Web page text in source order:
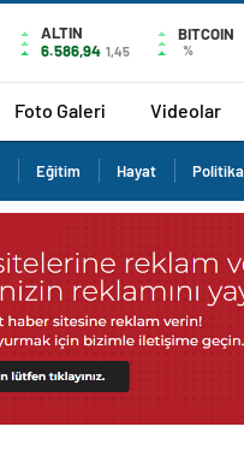
ALTIN
6.586,94 1,45
BITCOIN
%
Foto Galeri Videolar
Eğitim Hayat Politika